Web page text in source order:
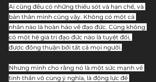
Ai cũng đều có những thiếu sót và hạn chế, và
bản thân mình cũng vậy. Không có một cá
nhân nào là hoàn hảo về đạo đức. Cũng không
có một hệ giá trị đạo đức nào là tuyệt đối,
được đồng thuận bởi tất cả mọi người.
Nhưng mình cho rằng nó là một sức mạnh về
tinh thần vô cùng ý nghĩa, là động lực để